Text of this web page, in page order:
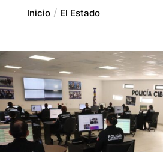
Inicio El Estado